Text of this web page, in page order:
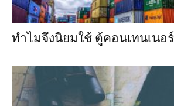
ทำไมจึงนิยมใช้ ตู้คอนเทนเนอ